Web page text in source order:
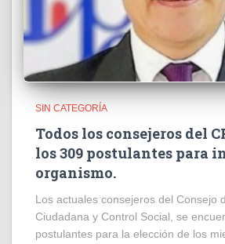
SIN CATEGORÍA
Todos los consejeros del
los 309 postulantes para
organismo.
Los actuales consejeros del Consejo
Ciudadana y Control Social, se
postulantes para la elección de los